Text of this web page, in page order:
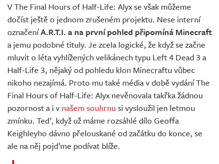
V The Final Hours of Half-Life: Alyx se však můžeme
dočíst ještě o jednom zrušeném projektu. Nese interní
označeníA.R.T.I. a na první pohled připomíná Minecraft
a jemu podobné tituly. Je zcela logické, že když se začne
mluvit o léta vyhlížených velikánech typu Left 4 Dead 3 a
Half-Life 3, nějaký od pohledu klon Minecraftu vůbec
nikoho nezajímá. Proto mu také média v době vydání The
Final Hours of Half-Life: Alyx nevěnovala takřka žádnou
pozornost a i v našem souhrnu si vysloužil jen letmou
zmínku. Teď, když už máme rozsáhlé dílo Geoffa
Keighleyho dávno přelouskané od začátku do konce, se
ale na něj pojďme podívat blíže.